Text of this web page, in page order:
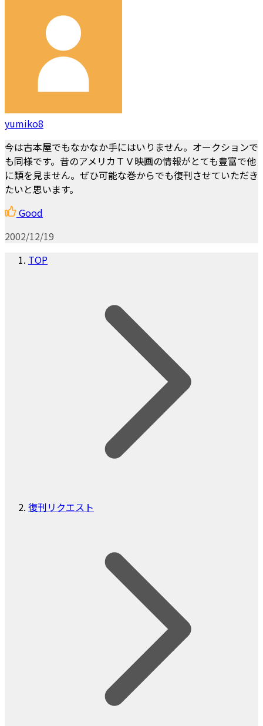
yumiko8
今は古本屋でもなかなか手にはいりません。オークションで
も同様です。昔のアメリカＴＶ映画の情報がとても豊富で他
に類を見ません。ぜひ可能な巻からでも復刊させていただき
たいと思います。
Good
2002/12/19
TOP
復刊リクエスト